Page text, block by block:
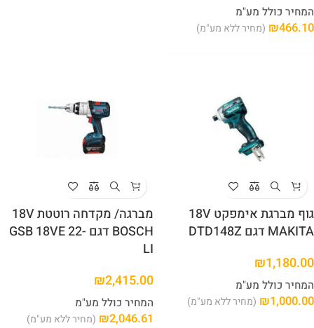
המחיר כולל מע"מ
₪466.10 (מחיר ללא מע"מ)
גוף מברגת אימפקט 18V
MAKITA דגם DTD148Z
₪1,180.00
המחיר כולל מע"מ
₪1,000.00 (מחיר ללא מע"מ)
מברגה/ מקדחה רוטטת 18V
BOSCH דגם GSB 18VE 22-
LI
₪2,415.00
המחיר כולל מע"מ
₪2,046.61 (מחיר ללא מע"מ)